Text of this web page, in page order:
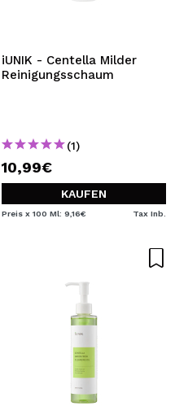
iUNIK - Centella Milder
Reinigungsschaum
(1)
10,99€
KAUFEN
Preis x 100 Ml: 9,16€ Tax Inb.